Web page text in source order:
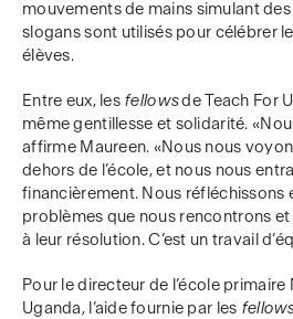
mouvements de mains simulant
slogans sont utilisés pour célébrer
élèves.
Entre eux, les fellowsde Teach For
même gentillesse et solidarité.
affirme Maureen. «Nous nous
dehors de l’école, et nous nous
financièrement. Nous réfléchissons
problèmes que nous rencontrons
à leur résolution. C’est un travail
Pour le directeur de l’école
Uganda, l’aide fournie par les